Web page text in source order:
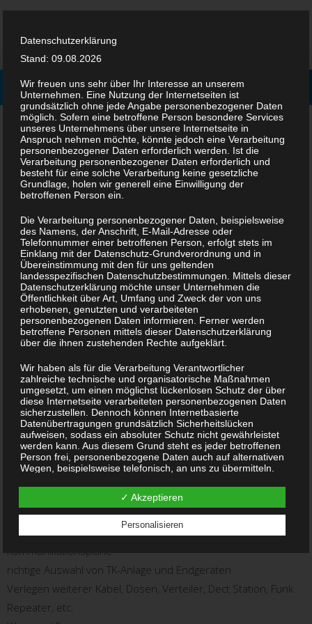
Telekommunikation
Haben Sie Kommunikation richtig geplant?
Wir liefern Kommunikationslösungen.
Eine Telefonanlage dient nicht nur dem Telefonieren, sondern
bildet den zentralen Punkt der geschäftlichen Kommunikation.
Leicht kann der Kunde einen falschen Eindruck von Ihrem
Unternehmen bekommen wenn er durch eine fehlerhaft
konfigurierte Anlagen in einer Endloswarteschleife landet.
Die Investition in eine neuen Telefonanlage beschränkt sich
Sie auch im Hinblick auf die Ausrichtung der Anlage auf die
Bedürfnisse ihrer Kunden um der zentralen Bedeutung der
Kommunikationsstrategie im Unternehmen gerecht zu
werden.
Wir bieten folgendes an:
Planen des gesamten Systems
Provider Auswahl
Beratung Kauf / Leasing
Kommunikationspläne
richtige Auswahl von TK-Anlage und Endgeräten
Verlegen weiterer Kabel, Dosen, Verteiler, Dect Station, Funk
Repeater, etc.
Datenschutzerklärung
Stand: 09.08.2026
Wir freuen uns sehr über Ihr Interesse an unserem
Unternehmen. Eine Nutzung der Internetseiten ist
grundsätzlich ohne jede Angabe personenbezogener Daten
möglich. Sofern eine betroffene Person besondere Services
unseres Unternehmens über unsere Internetseite in
Anspruch nehmen möchte, könnte jedoch eine Verarbeitung
personenbezogener Daten erforderlich werden. Ist die
Verarbeitung personenbezogener Daten erforderlich und
besteht für eine solche Verarbeitung keine gesetzliche
Grundlage, holen wir generell eine Einwilligung der
betroffenen Person ein.
Die Verarbeitung personenbezogener Daten, beispielsweise
des Namens, der Anschrift, E-Mail-Adresse oder
Telefonnummer einer betroffenen Person, erfolgt stets im
Einklang mit der Datenschutz-Grundverordnung und in
Übereinstimmung mit den für uns geltenden
landesspezifischen Datenschutzbestimmungen. Mittels dieser
Datenschutzerklärung möchte unser Unternehmen die
Öffentlichkeit über Art, Umfang und Zweck der von uns
erhobenen, genutzten und verarbeiteten
personenbezogenen Daten informieren. Ferner werden
betroffene Personen mittels dieser Datenschutzerklärung
über die ihnen zustehenden Rechte aufgeklärt.
Wir haben als für die Verarbeitung Verantwortlicher
zahlreiche technische und organisatorische Maßnahmen
umgesetzt, um einen möglichst lückenlosen Schutz der über
diese Internetseite verarbeiteten personenbezogenen Daten
sicherzustellen. Dennoch können Internetbasierte
Datenübertragungen grundsätzlich Sicherheitslücken
aufweisen, sodass ein absoluter Schutz nicht gewährleistet
werden kann. Aus diesem Grund steht es jeder betroffenen
Person frei, personenbezogene Daten auch auf alternativen
Wegen, beispielsweise telefonisch, an uns zu übermitteln.
Begriffsbestimmungen
Die Datenschutzerklärung beruht auf den Begrifflichkeiten,
die durch den Europäischen Richtlinien- und
Verordnungsgeber beim Erlass der Datenschutz-
Datenschutzerklärung soll sowohl für die Öffentlichkeit als
auch für unsere Kunden und Geschäftspartner einfach lesbar
und verständlich sein. Um dies zu gewährleisten, möchten
wir vorab die verwendeten Begrifflichkeiten erläutern.
Wir verwenden in dieser Datenschutzerklärung unter
✓ Akzeptieren
Personalisieren